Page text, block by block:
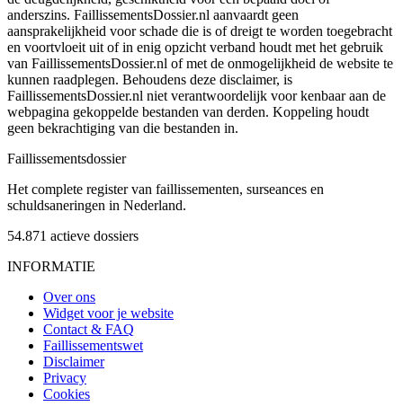
anderszins. FaillissementsDossier.nl aanvaardt geen
aansprakelijkheid voor schade die is of dreigt te worden toegebracht
en voortvloeit uit of in enig opzicht verband houdt met het gebruik
van FaillissementsDossier.nl of met de onmogelijkheid de website te
kunnen raadplegen. Behoudens deze disclaimer, is
FaillissementsDossier.nl niet verantwoordelijk voor kenbaar aan de
webpagina gekoppelde bestanden van derden. Koppeling houdt
geen bekrachtiging van die bestanden in.
Faillissementsdossier
Het complete register van faillissementen, surseances en
schuldsaneringen in Nederland.
54.871 actieve dossiers
INFORMATIE
Over ons
Widget voor je website
Contact & FAQ
Faillissementswet
Disclaimer
Privacy
Cookies